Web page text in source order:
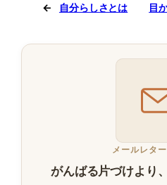
← 自分らしさとは 目
メールレター
がんばる片づけより